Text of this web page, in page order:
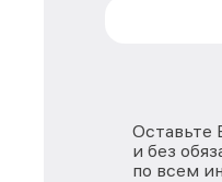
Оставьте
и без
по всем